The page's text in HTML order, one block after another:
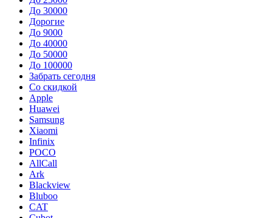
До 30000
Дорогие
До 9000
До 40000
До 50000
До 100000
Забрать сегодня
Со скидкой
Apple
Huawei
Samsung
Xiaomi
Infinix
POCO
AllCall
Ark
Blackview
Bluboo
CAT